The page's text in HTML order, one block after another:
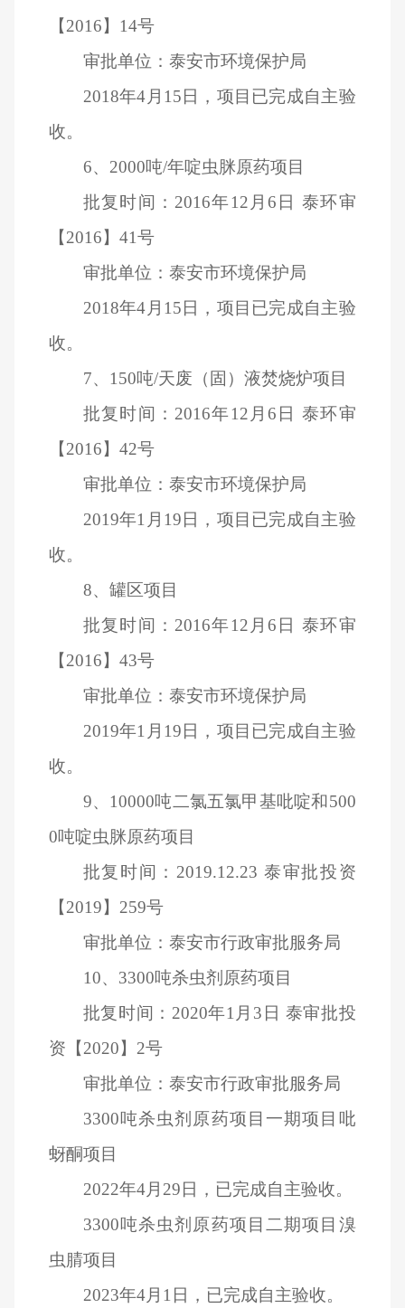
【2016】14号
审批单位：泰安市环境保护局
2018年4月15日，项目已完成自主验
收。
6、2000吨/年啶虫脒原药项目
批复时间：2016年12月6日 泰环审
【2016】41号
审批单位：泰安市环境保护局
2018年4月15日，项目已完成自主验
收。
7、150吨/天废（固）液焚烧炉项目
批复时间：2016年12月6日 泰环审
【2016】42号
审批单位：泰安市环境保护局
2019年1月19日，项目已完成自主验
收。
8、罐区项目
批复时间：2016年12月6日 泰环审
【2016】43号
审批单位：泰安市环境保护局
2019年1月19日，项目已完成自主验
收。
9、10000吨二氯五氯甲基吡啶和500
0吨啶虫脒原药项目
批复时间：2019.12.23 泰审批投资
【2019】259号
审批单位：泰安市行政审批服务局
10、3300吨杀虫剂原药项目
批复时间：2020年1月3日 泰审批投
资【2020】2号
审批单位：泰安市行政审批服务局
3300吨杀虫剂原药项目一期项目吡
蚜酮项目
2022年4月29日，已完成自主验收。
3300吨杀虫剂原药项目二期项目溴
虫腈项目
2023年4月1日，已完成自主验收。